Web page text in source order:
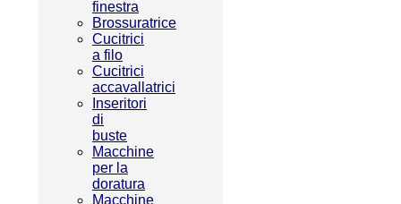
finestra
Brossuratrice
Cucitrici
a filo
Cucitrici
accavallatrici
Inseritori
di
buste
Macchine
per la
doratura
Macchine